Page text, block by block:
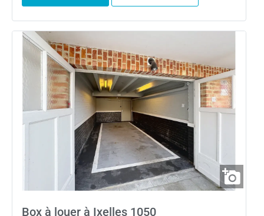
Box à louer à Ixelles 1050